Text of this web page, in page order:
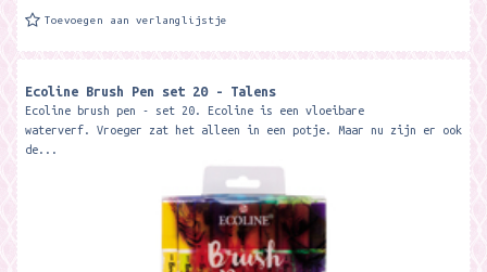
Toevoegen aan verlanglijstje
Ecoline Brush Pen set 20 - Talens
Ecoline brush pen - set 20. Ecoline is een vloeibare
waterverf. Vroeger zat het alleen in een potje. Maar nu zijn er ook
de...